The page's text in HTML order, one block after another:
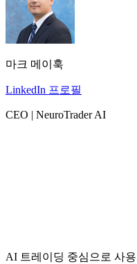
마크 메이훅
LinkedIn 프로필
CEO | NeuroTrader AI
AI 트레이딩 중심으로 사